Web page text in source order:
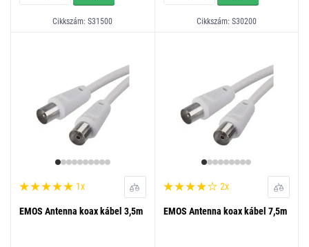
Cikkszám: S31500 Cikkszám: S30200
1x
EMOS Antenna koax kábel 3,5m
2x
EMOS Antenna koax kábel 7,5m